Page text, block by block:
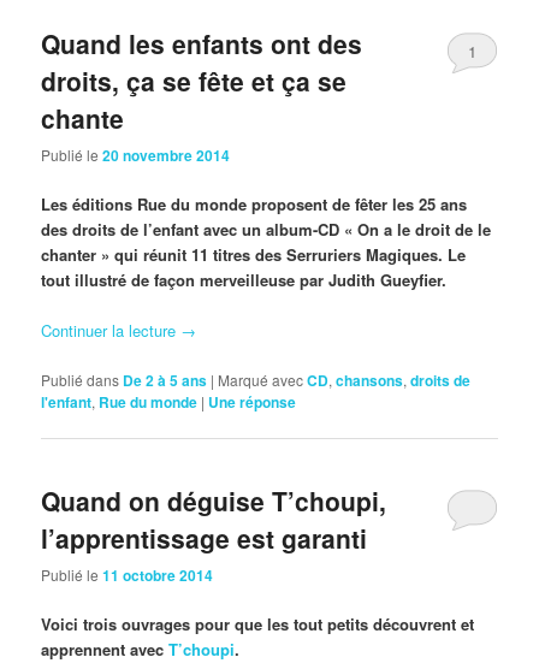
Quand les enfants ont des
droits, ça se fête et ça se
chante
Publié le20 novembre 2014
1
Les éditions Rue du monde proposent de fêter les 25 ans
des droits de l’enfant avec un album-CD « On a le droit de le
chanter » qui réunit 11 titres des Serruriers Magiques. Le
tout illustré de façon merveilleuse parJudith Gueyfier.
Continuer la lecture →
Publié dans De 2 à 5 ans | Marqué avecCD,chansons,droits de
l'enfant, Rue du monde | Uneréponse
Quand on déguise T’choupi,
l’apprentissage est garanti
Publié le11 octobre 2014
Voici trois ouvrages pour que les tout petits découvrent et
apprennent avecT’choupi.